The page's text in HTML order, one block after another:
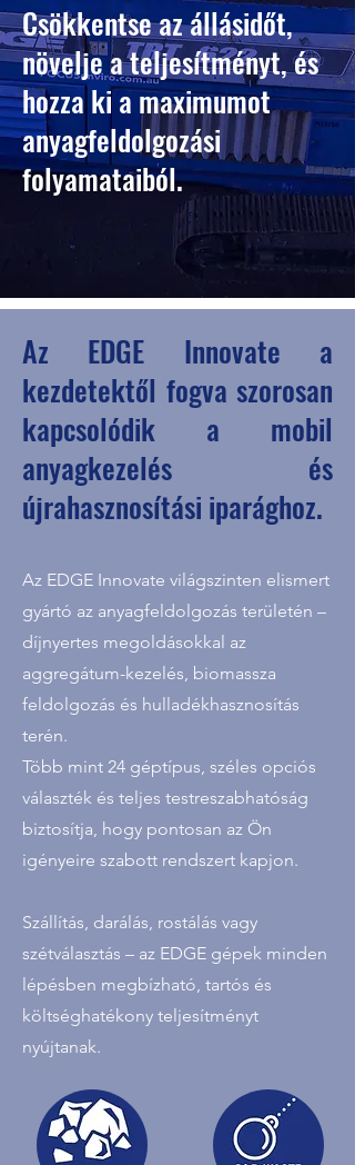
Csökkentse az állásidőt,
növelje a teljesítményt, és
hozza ki a maximumot
anyagfeldolgozási
folyamataiból.
Az EDGE Innovate a
kezdetektől fogva szorosan
kapcsolódik a mobil
anyagkezelés és
újrahasznosítási iparághoz.
Az EDGE Innovate világszinten elismert
gyártó az anyagfeldolgozás területén –
díjnyertes megoldásokkal az
aggregátum-kezelés, biomassza
feldolgozás és hulladékhasznosítás
terén.
Több mint 24 géptípus, széles opciós
választék és teljes testreszabhatóság
biztosítja, hogy pontosan az Ön
igényeire szabott rendszert kapjon.
Szállítás, darálás, rostálás vagy
szétválasztás – az EDGE gépek minden
lépésben megbízható, tartós és
költséghatékony teljesítményt
nyújtanak.